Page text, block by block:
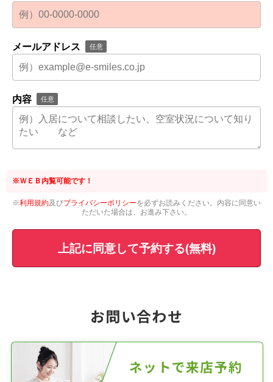
メールアドレス 任意
内容 任意
※ＷＥＢ内覧可能です！
※利用規約及びプライバシーポリシーを必ずお読みください。内容に同意い
ただいた場合は、お進み下さい。
上記に同意して予約する(無料)
お問い合わせ
ネットで来店予約